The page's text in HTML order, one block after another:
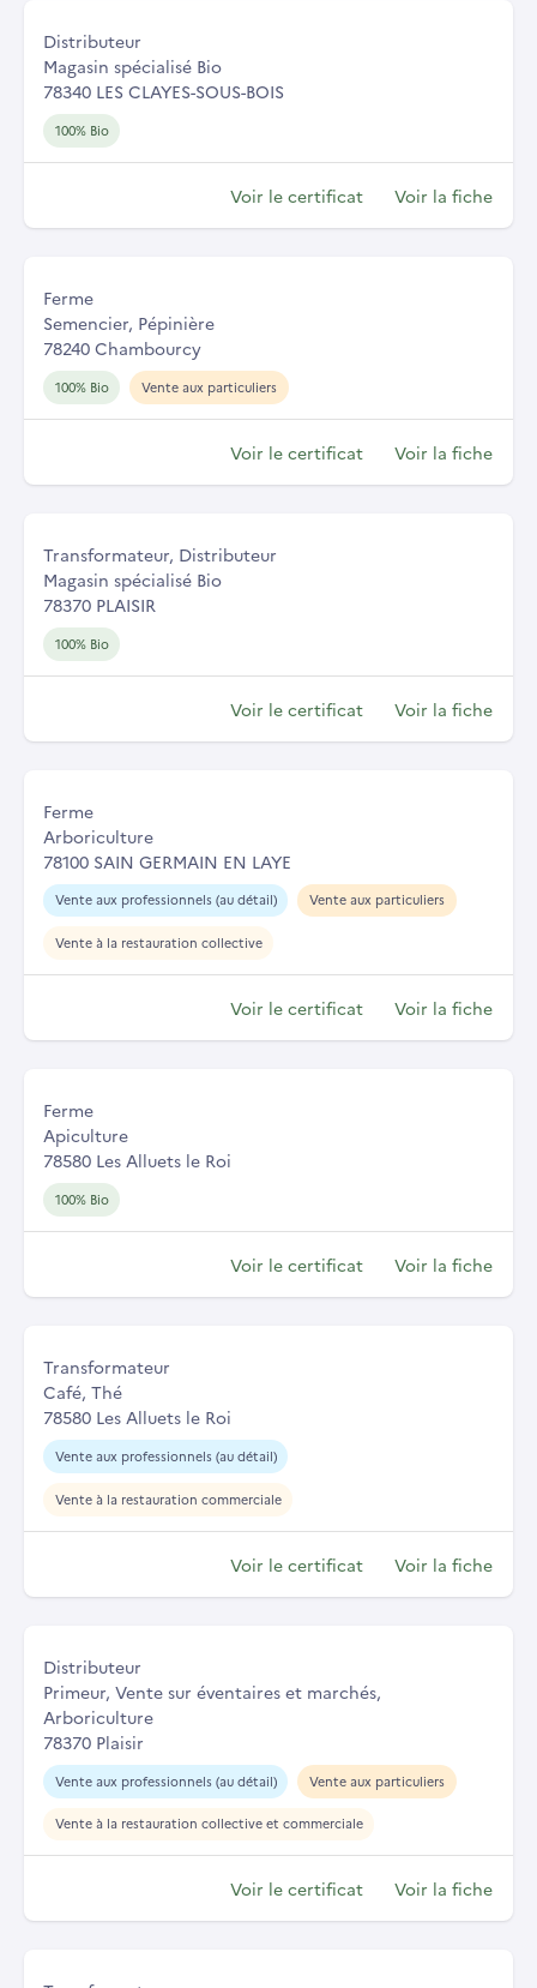
Distributeur
Magasin spécialisé Bio
78340 LES CLAYES-SOUS-BOIS
100% Bio
Voir le certificat Voir la fiche
Ferme
Semencier, Pépinière
78240 Chambourcy
100% Bio Vente aux particuliers
Voir le certificat Voir la fiche
Transformateur, Distributeur
Magasin spécialisé Bio
78370 PLAISIR
100% Bio
Voir le certificat Voir la fiche
Ferme
Arboriculture
78100 SAIN GERMAIN EN LAYE
Vente aux professionnels (au détail) Vente aux particuliers
Vente à la restauration collective
Voir le certificat Voir la fiche
Ferme
Apiculture
78580 Les Alluets le Roi
100% Bio
Voir le certificat Voir la fiche
Transformateur
Café, Thé
78580 Les Alluets le Roi
Vente aux professionnels (au détail)
Vente à la restauration commerciale
Voir le certificat Voir la fiche
Distributeur
Primeur, Vente sur éventaires et marchés,
Arboriculture
78370 Plaisir
Vente aux professionnels (au détail) Vente aux particuliers
Vente à la restauration collective et commerciale
Voir le certificat Voir la fiche